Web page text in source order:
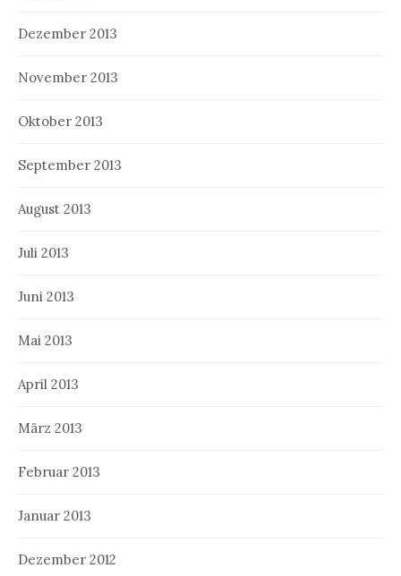
Dezember 2013
November 2013
Oktober 2013
September 2013
August 2013
Juli 2013
Juni 2013
Mai 2013
April 2013
März 2013
Februar 2013
Januar 2013
Dezember 2012